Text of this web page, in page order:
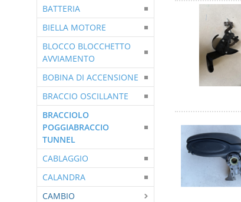
BATTERIA
BIELLA MOTORE
BLOCCO BLOCCHETTO
AVVIAMENTO
BOBINA DI ACCENSIONE
BRACCIO OSCILLANTE
BRACCIOLO
POGGIABRACCIO
TUNNEL
CABLAGGIO
CALANDRA
CAMBIO